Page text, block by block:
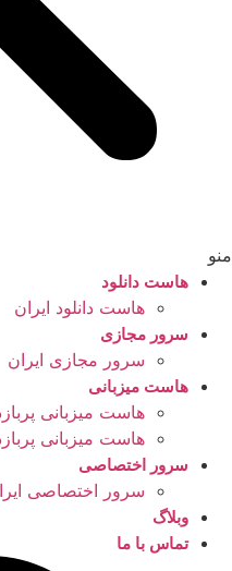
منو
هاست دانلود
هاست دانلود ایران
سرور مجازی
سرور مجازی ایران
هاست میزبانی
هاست میزبانی
هاست میزبانی
سرور اختصاصی
سرور اختصاصی
وبلاگ
تماس با ما